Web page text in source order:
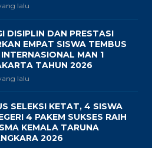
lalu
DISIPLIN DAN PRESTASI
EMPAT SISWA TEMBUS
MAN 1
TAHUN 2026
lalu
SELEKSI KETAT, 4 SISWA
4 PAKEM SUKSES RAIH
KEMALA TARUNA
2026